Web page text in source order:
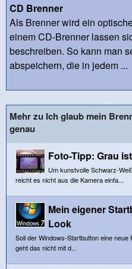
CD Brenner
Als Brenner wird ein
einem CD-Brenner lassen
beschreiben. So kann man
abspeichern, die in jedem ...
Mehr zu Ich glaub mein
genau
Foto-Tipp: Grau
Um kunstvolle Schwarz-
reicht es nicht aus die Kamera einfa...
Mein eigener
Look
Soll der Windows-Startbutton eine
geht das nicht mit d...